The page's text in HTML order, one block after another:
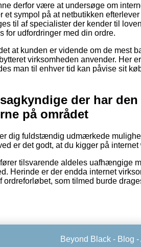
derfor være at undersøge om
et sympol på at netbutikken
til af specialister der kender til
for udfordringer med din ordre.
at kunden er vidende om de mest
virksomheden anvender. Her
man til enhver tid kan påvise sit
der har
på området
dig fuldstændig udmærkede
er det godt, at du kigger på
tilsvarende aldeles uafhængige
Herinde er der endda internet
ordreforløbet, som tilmed burde
Beyond Black - Blog -